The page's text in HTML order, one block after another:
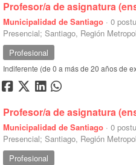
Profesor/a de asignatura
Municipalidad de Santiago ·
Presencial; Santiago, Región
0
Profesional
Indiferente (de 0 a más de 20 años de
Profesor/a de asignatura
Municipalidad de Santiago ·
Presencial; Santiago, Región
0
Profesional